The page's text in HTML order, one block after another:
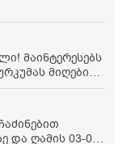
მაინტერესებს
მიღების
ინფორმაცია:
ერთად
და ღამის 03-00